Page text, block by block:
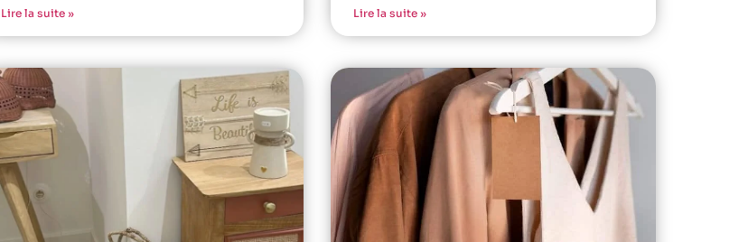
Lire la suite » Lire la suite »